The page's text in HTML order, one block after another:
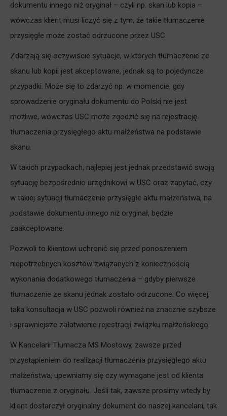
dokumentu innego niż oryginał – czyli np. skan lub kopia –
wówczas klient musi liczyć się z tym, że takie tłumaczenie
przysięgłe może zostać odrzucone przez USC.
Zdarzają się oczywiście sytuacje, w których tłumaczenie ze
skanu lub kopii jest akceptowane, jednak są to pojedyncze
przypadki. Może się to zdarzyć np. w momencie, gdy
sprowadzenie oryginału dokumentu do Polski nie jest
możliwe, wówczas USC może zgodzić się na rejestrację
tłumaczenia przysięgłego aktu małżeństwa na podstawie
skanu.
W takich przypadkach, najlepiej jest jednak przedstawić swoją
sytuację bezpośrednio urzędnikowi w USC oraz zapytać, czy
w takiej sytuacji tłumaczenie przysięgłe aktu małżeństwa, na
podstawie dokumentu innego niż oryginał, będzie
zaakceptowane.
Pozwoli to klientowi uchronić się przed ponoszeniem
niepotrzebnych kosztów związanych z koniecznością
wykonania dodatkowego tłumaczenia – gdyby pierwsze
tłumaczenie ze skanu jednak zostało odrzucone. Co więcej,
taka konsultacja w USC pozwoli również na znacznie szybsze
i sprawniejsze załatwienie rejestracji związku małżeńskiego.
W Kancelarii Tłumacza MS Mostowy, zawsze przed
przystąpieniem do realizacji tłumaczenia przysięgłego aktu
małżeństwa, upewniamy się czy wymagane jest od klienta
tłumaczenie z oryginału. Jeśli tak, zawsze prosimy wtedy by
klient dostarczył oryginalny dokument do naszej kancelarii, tak